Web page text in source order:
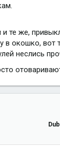
те же,
в окошко, вот
неслись